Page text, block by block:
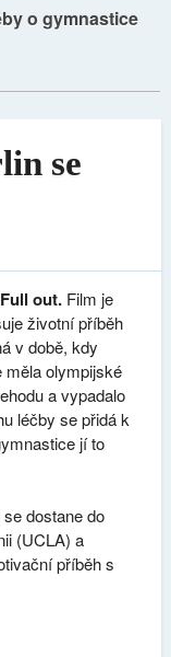
o gymnastice
se
Full out. Film je
životní příběh
v době, kdy
měla olympijské
a vypadalo
léčby se přidá k
jí to
dostane do
(UCLA) a
příběh s